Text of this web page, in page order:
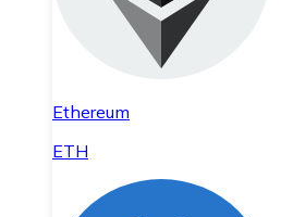
Ethereum
ETH